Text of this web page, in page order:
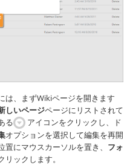
は、まずWikiページを開きます
しいページページにリストされて
る
アイコンをクリックし、ド
オプションを選択して編集を再開
にマウスカーソルを置き、 フォ
リックします。